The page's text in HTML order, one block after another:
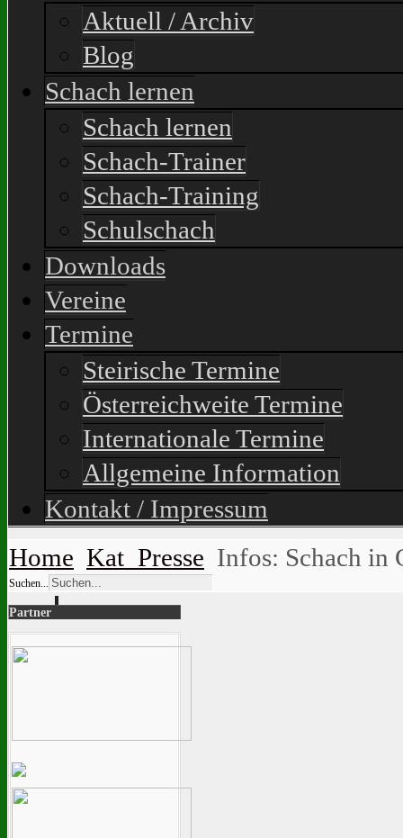
Aktuell / Archiv
Blog
Schach lernen
Schach lernen
Schach-Trainer
Schach-Training
Schulschach
Downloads
Vereine
Termine
Steirische Termine
Österreichweite Termine
Internationale Termine
Allgemeine Information
Kontakt / Impressum
Home Kat_Presse Infos: Schach in
Suchen...
Partner